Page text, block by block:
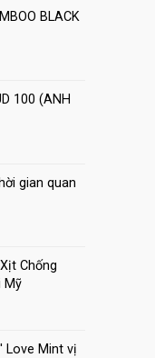
BLACK
₫.
100 (ANH
₫.
gian quan
₫.
Chống
Mỹ
Love Mint vị